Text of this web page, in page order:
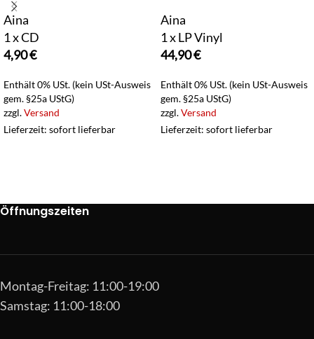
Aina
1 x CD
4,90€
Enthält 0% USt. (kein USt-Ausweis
gem. §25a UStG)
zzgl.Versand
Lieferzeit: sofort lieferbar
Aina
1 x LP Vinyl
44,90€
Enthält 0% USt. (kein USt-Ausweis
gem. §25a UStG)
zzgl.Versand
Lieferzeit: sofort lieferbar
Öffnungszeiten
Montag-Freitag: 11:00-19:00
Samstag: 11:00-18:00